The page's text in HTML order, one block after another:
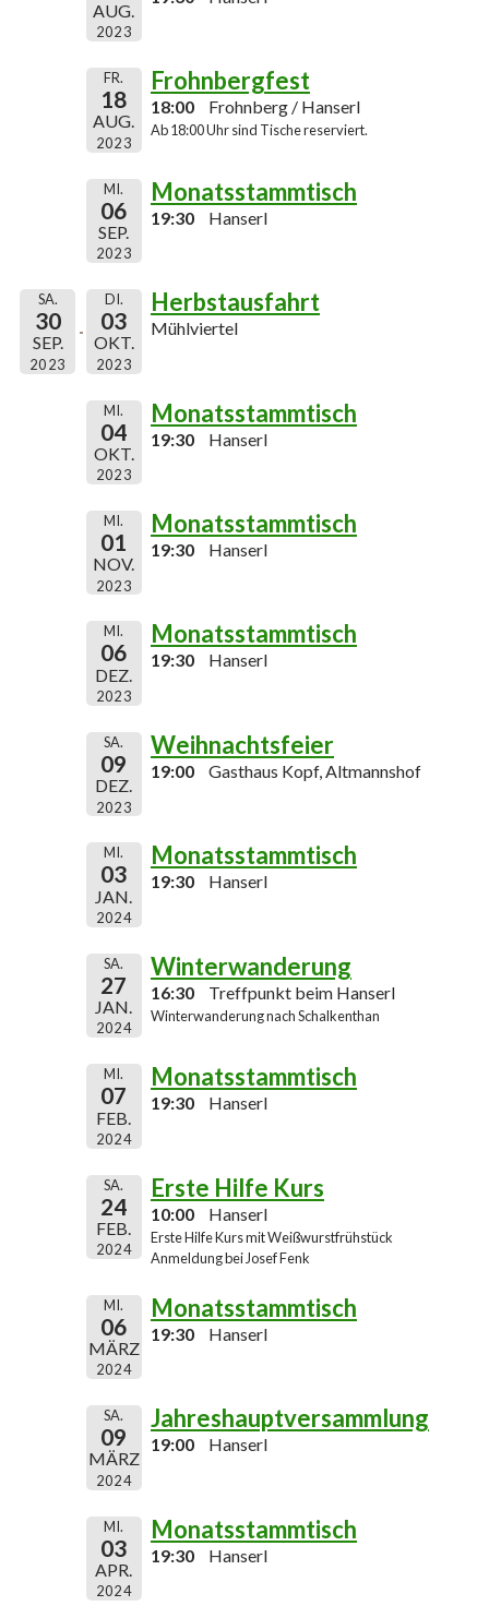
AUG.
2023
FR.
18
AUG.
2023
Frohnbergfest
18:00 Frohnberg / Hanserl
Ab 18:00 Uhr sind Tische reserviert.
MI.
06
SEP.
2023
Monatsstammtisch
19:30 Hanserl
SA.
30
SEP.
2023
DI.
03
OKT.
2023
Herbstausfahrt
Mühlviertel
MI.
04
OKT.
2023
Monatsstammtisch
19:30 Hanserl
MI.
01
NOV.
2023
Monatsstammtisch
19:30 Hanserl
MI.
06
DEZ.
2023
Monatsstammtisch
19:30 Hanserl
SA.
09
DEZ.
2023
Weihnachtsfeier
19:00 Gasthaus Kopf, Altmannshof
MI.
03
JAN.
2024
Monatsstammtisch
19:30 Hanserl
SA.
27
JAN.
2024
Winterwanderung
16:30 Treffpunkt beim Hanserl
Winterwanderung nach Schalkenthan
MI.
07
FEB.
2024
Monatsstammtisch
19:30 Hanserl
SA.
24
FEB.
2024
Erste Hilfe Kurs
10:00 Hanserl
Erste Hilfe Kurs mit Weißwurstfrühstück
Anmeldung bei Josef Fenk
MI.
06
MÄRZ
2024
Monatsstammtisch
19:30 Hanserl
SA.
09
MÄRZ
2024
Jahreshauptversammlung
19:00 Hanserl
MI.
03
APR.
2024
Monatsstammtisch
19:30 Hanserl